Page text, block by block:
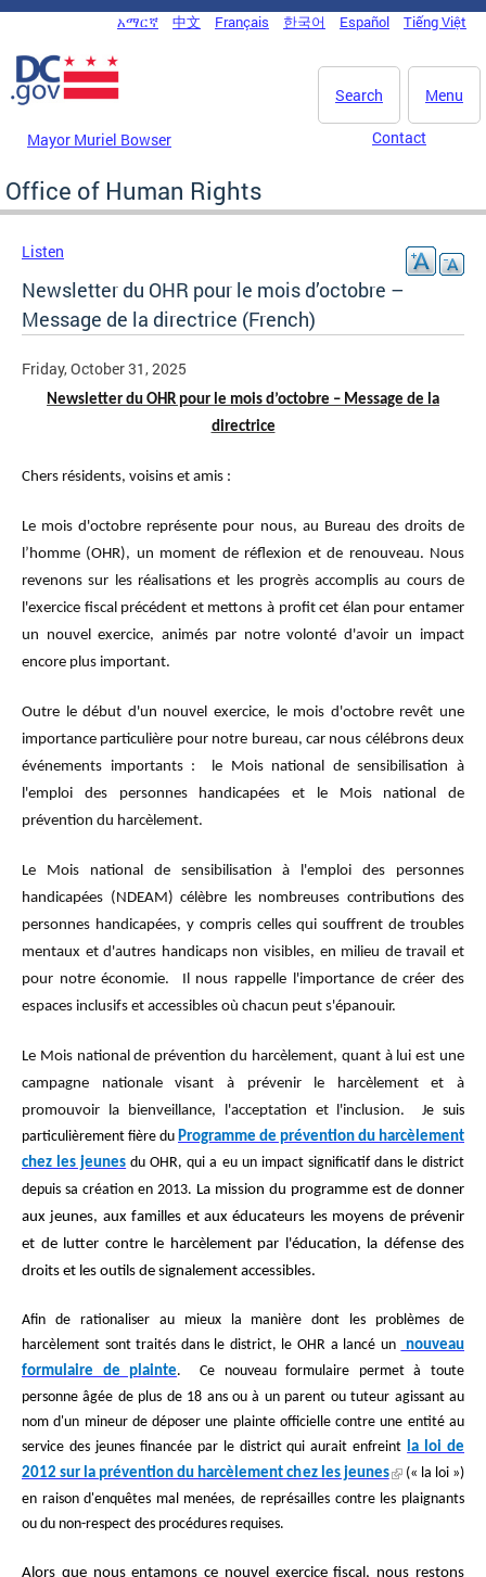
Skip to main content
DC Agency Top Menu
አማርኛ 中文 Français 한국어 Español Tiếng Việt
Menu
Search
Mayor Muriel Bowser Contact
Office of Human Rights
Listen
Newsletter du OHR pour le mois d’octobre –
Message de la directrice (French)
Friday, October 31, 2025
Newsletter du OHR pour le mois d’octobre – Message de la
directrice
Chers résidents, voisins et amis :
Le mois d'octobre représente pour nous, au Bureau des droits de
l’homme (OHR), un moment de réflexion et de renouveau. Nous
revenons sur les réalisations et les progrès accomplis au cours de
l'exercice fiscal précédent et mettons à profit cet élan pour entamer
un nouvel exercice, animés par notre volonté d'avoir un impact
encore plus important.
Outre le début d'un nouvel exercice, le mois d'octobre revêt une
importance particulière pour notre bureau, car nous célébrons deux
événements importants : le Mois national de sensibilisation à
l'emploi des personnes handicapées et le Mois national de
prévention du harcèlement.
Le Mois national de sensibilisation à l'emploi des personnes
handicapées (NDEAM) célèbre les nombreuses contributions des
personnes handicapées, y compris celles qui souffrent de troubles
mentaux et d'autres handicaps non visibles, en milieu de travail et
pour notre économie. Il nous rappelle l'importance de créer des
espaces inclusifs et accessibles où chacun peut s'épanouir.
Le Mois national de prévention du harcèlement, quant à lui est une
campagne nationale visant à prévenir le harcèlement et à
promouvoir la bienveillance, l'acceptation et l'inclusion.Je suis
particulièrement fière du Programme de prévention du harcèlement
chez les jeunes du OHR, qui a eu un impact significatif dans le district
depuis sa création en 2013. La mission du programme est de donner
aux jeunes, aux familles et aux éducateurs les moyens de prévenir
et de lutter contre le harcèlement par l'éducation, la défense des
droits et les outils de signalement accessibles.
Afin de rationaliser au mieux la manière dont les problèmes de
harcèlement sont traités dans le district, le OHR a lancé un nouveau
formulaire de plainte.
Ce nouveau formulaire permet à toute
personne âgée de plus de 18 ans ou à un parent ou tuteur agissant au
nom d'un mineur de déposer une plainte officielle contre une entité au
service des jeunes financée par le district qui aurait enfreint la loi de
2012 sur la prévention du harcèlement chez les jeunes
(« la loi »)
en raison d'enquêtes mal menées, de représailles contre les plaignants
ou du non-respect des procédures requises.
Alors que nous entamons ce nouvel exercice fiscal, nous restons